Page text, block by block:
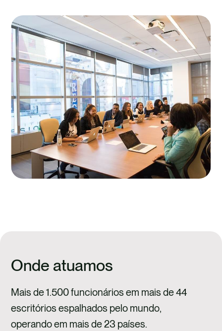
Onde atuamos
Mais de 1.500 funcionários em mais de 44
escritórios espalhados pelo mundo,
operando em mais de 23 países.